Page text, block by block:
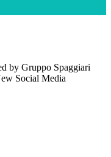
by Gruppo Spaggiari
Social Media